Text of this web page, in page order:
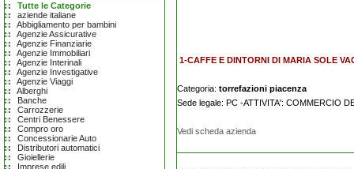
Tutte le Categorie
aziende italiane
Abbigliamento per bambini
Agenzie Assicurative
Agenzie Finanziarie
Agenzie Immobiliari
Agenzie Interinali
Agenzie Investigative
Agenzie Viaggi
Alberghi
Banche
Carrozzerie
Centri Benessere
Compro oro
Concessionarie Auto
Distributori automatici
Gioiellerie
Imprese edili
1-CAFFE E DINTORNI DI MARIA SOLE
Categoria: torrefazioni piacenza
Sede legale: PC -ATTIVITA': COMMERCIO
Vedi scheda azienda